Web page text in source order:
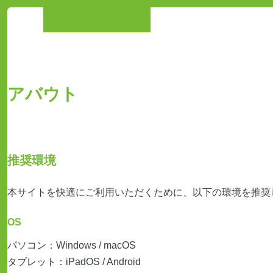
アバウト
推奨環境
本サイトを快適にご利用いただくために、以下の環境を推奨
OS
パソコン：Windows / macOS
タブレット：iPadOS / Android